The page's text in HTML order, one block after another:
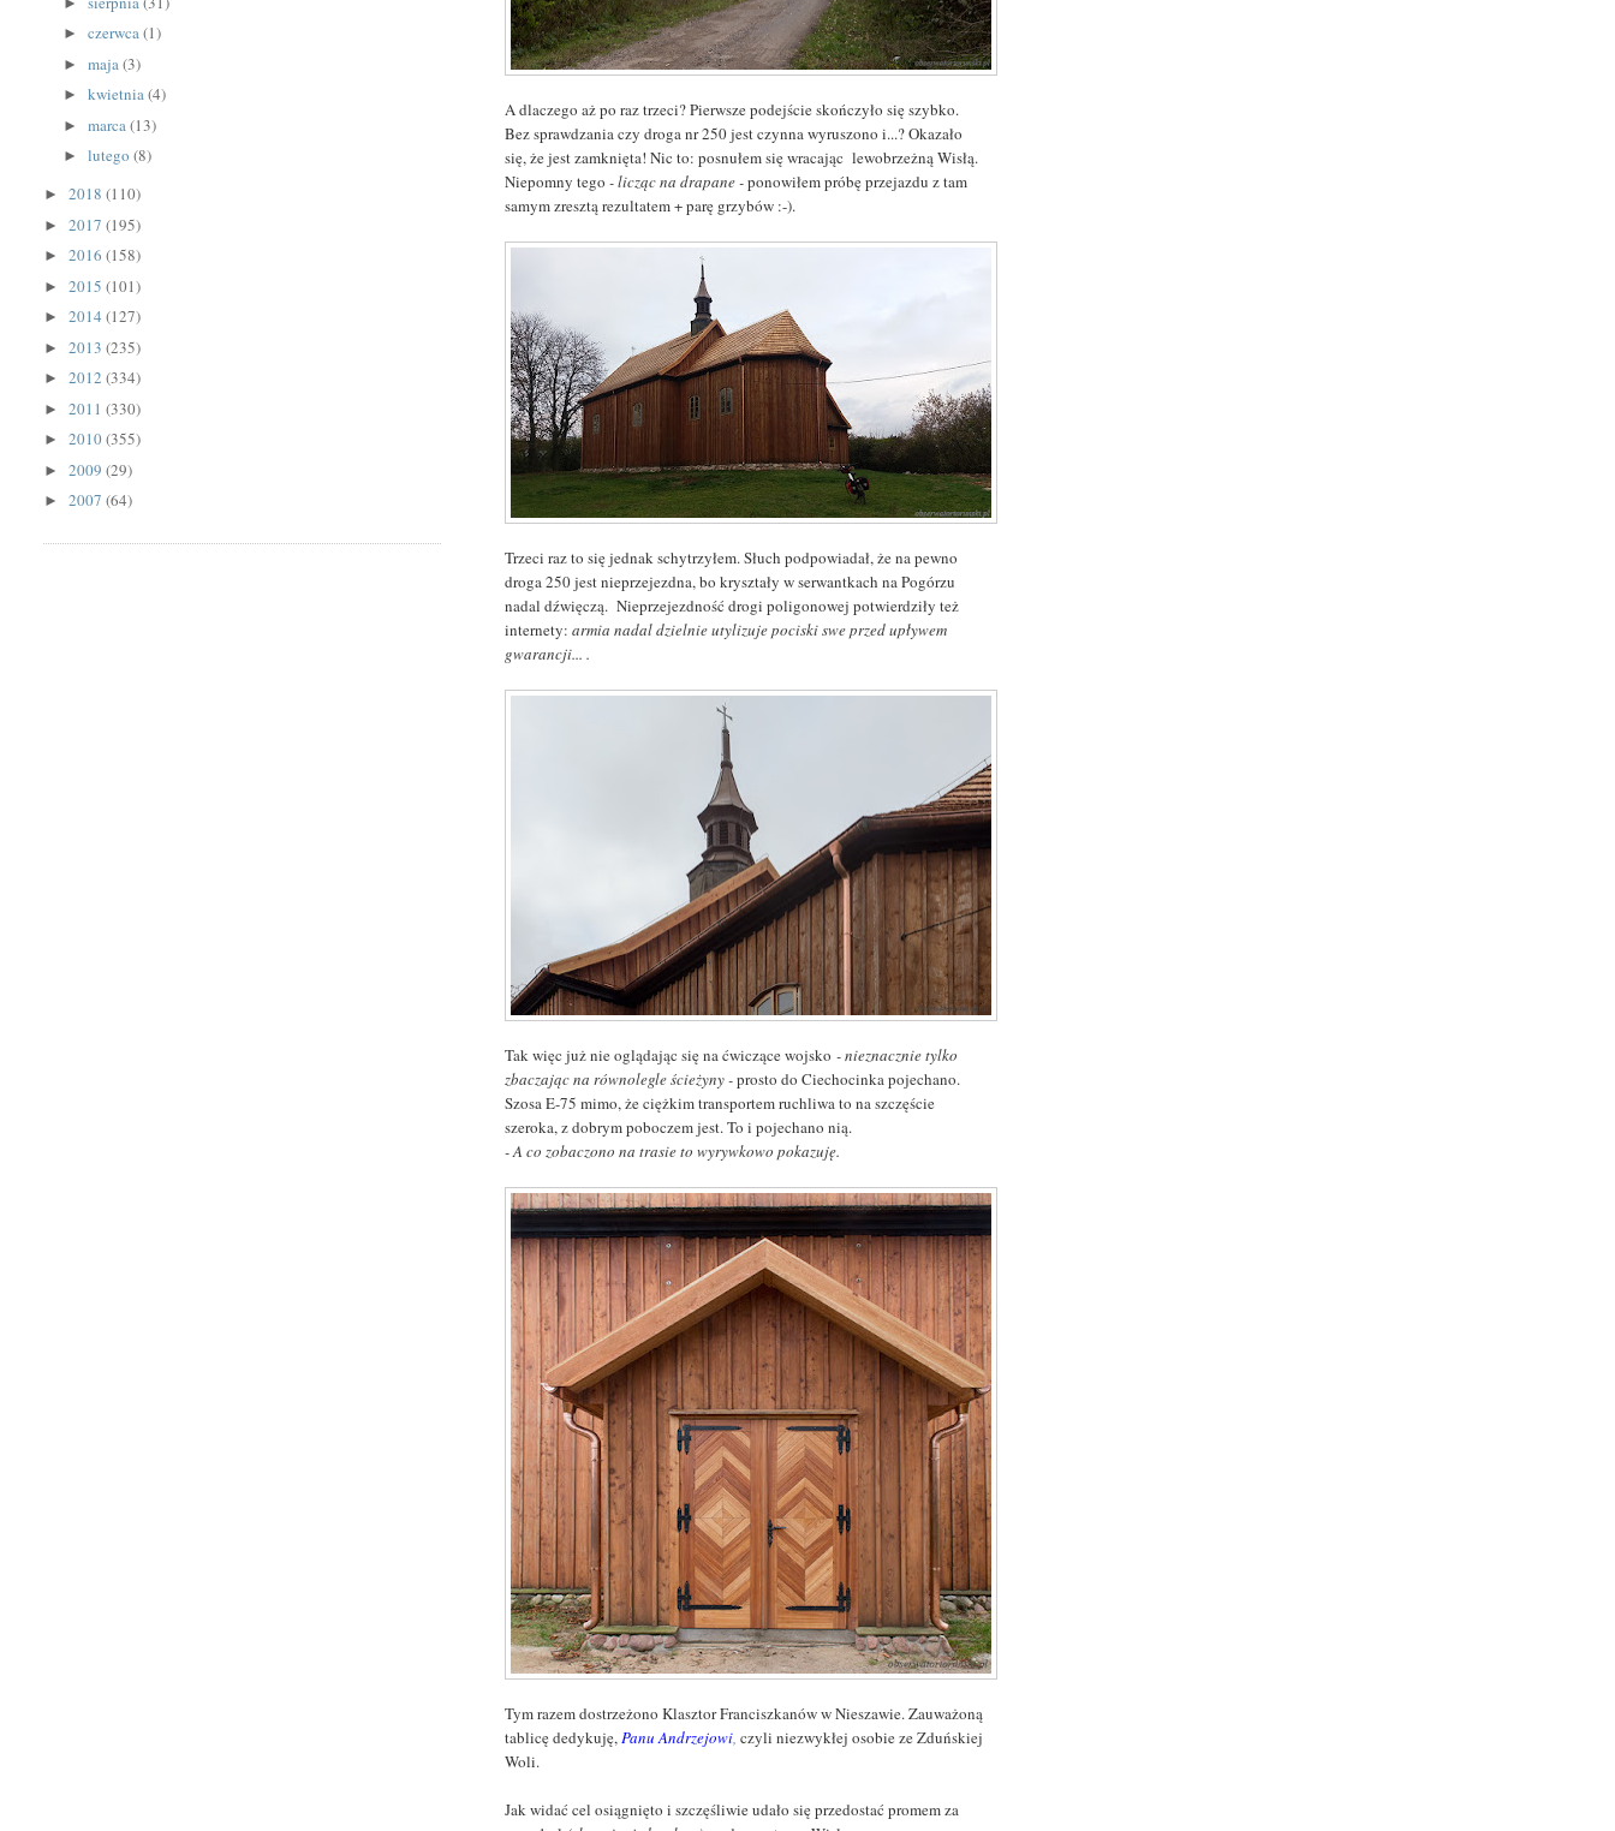
A dlaczego aż po raz trzeci? Pierwsze podejście skończyło się szybko.
Bez sprawdzania czy droga nr 250 jest czynna wyruszono i...? Okazało
się, że jest zamknięta! Nic to: posnułem się wracając lewobrzeżną Wisłą.
Niepomny tego- licząc na drapane -ponowiłem próbę przejazdu z tam
samym zresztą rezultatem + parę grzybów :-).
Trzeci raz to się jednak schytrzyłem. Słuch podpowiadał, że na pewno
droga 250 jest nieprzejezdna, bo kryształy w serwantkach na Pogórzu
nadal dźwięczą. Nieprzejezdność drogi poligonowej potwierdziły też
internety:armia nadal dzielnie utylizuje pociski swe przed upływem
gwarancji... .
Tak więc już nie oglądając się na ćwiczące wojsko- nieznacznie tylko
zbaczając na równolegle ścieżyny -prosto do Ciechocinka pojechano.
Szosa E-75 mimo, że ciężkim transportem ruchliwa to na szczęście
szeroka, z dobrym poboczem jest. To i pojechano nią.
- A co zobaczono na trasie to wyrywkowo pokazuję.
Tym razem dostrzeżono Klasztor Franciszkanów w Nieszawie. Zauważoną
tablicę dedykuję,Panu Andrzejowi, czyli niezwykłej osobie ze Zduńskiej
Woli.
Jak widać cel osiągnięto i szczęśliwie udało się przedostać promem za
►czerwca(1)
►maja(3)
►kwietnia(4)
►marca(13)
►lutego(8)
►2018(110)
►2017(195)
►2016(158)
►2015(101)
►2014(127)
►2013(235)
►2012(334)
►2011(330)
►2010(355)
►2009(29)
►2007(64)